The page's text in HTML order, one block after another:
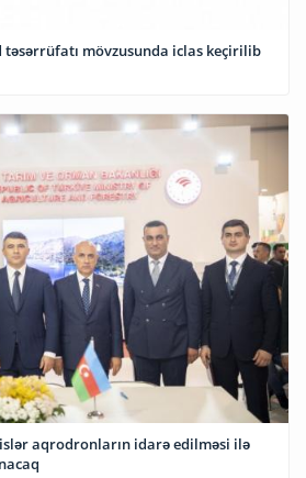
təsərrüfatı mövzusunda iclas keçirilib
aqrodronların idarə edilməsi ilə